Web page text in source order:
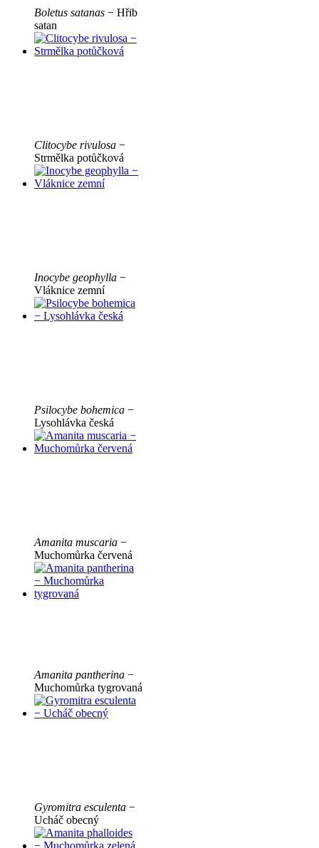
Boletus satanas − Hřib
satan
Clitocybe rivulosa −
Strmělka potůčková
Inocybe geophylla −
Vláknice zemní
Psilocybe bohemica −
Lysohlávka česká
Amanita muscaria −
Muchomůrka červená
Amanita pantherina −
Muchomůrka tygrovaná
Gyromitra esculenta −
Ucháč obecný